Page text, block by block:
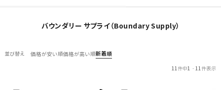
バウンダリー サプライ（Boundary Supply）
並び替え 価格が安い順価格が高い順新着順
11 件中1 - 11 件表示